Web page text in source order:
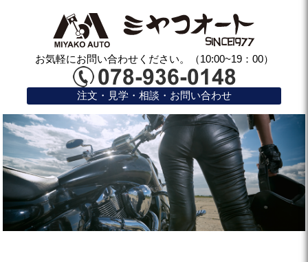
お気軽にお問い合わせください。（10:00~19：00）
注文・見学・相談・お問い合わせ